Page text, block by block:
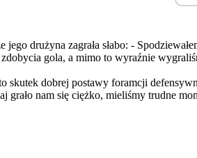
drużyna zagrała słabo: -
gola, a mimo to wyraźnie
skutek dobrej postawy foramcji
nam się ciężko, mieliśmy trudne